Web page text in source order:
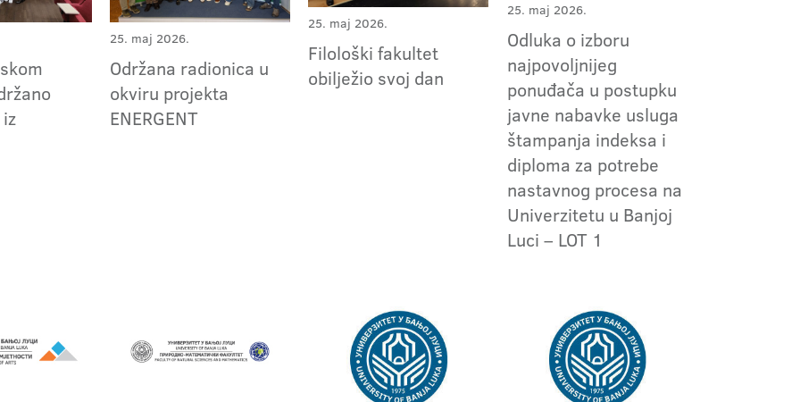
25. maj 2026.
Održana radionica u
okviru projekta
ENERGENT
25. maj 2026.
Filološki fakultet
obilježio svoj dan
25. maj 2026.
Odluka o izboru
najpovoljnijeg
ponuđača u postupku
javne nabavke usluga
štampanja indeksa i
diploma za potrebe
nastavnog procesa na
Univerzitetu u Banjoj
Luci – LOT 1